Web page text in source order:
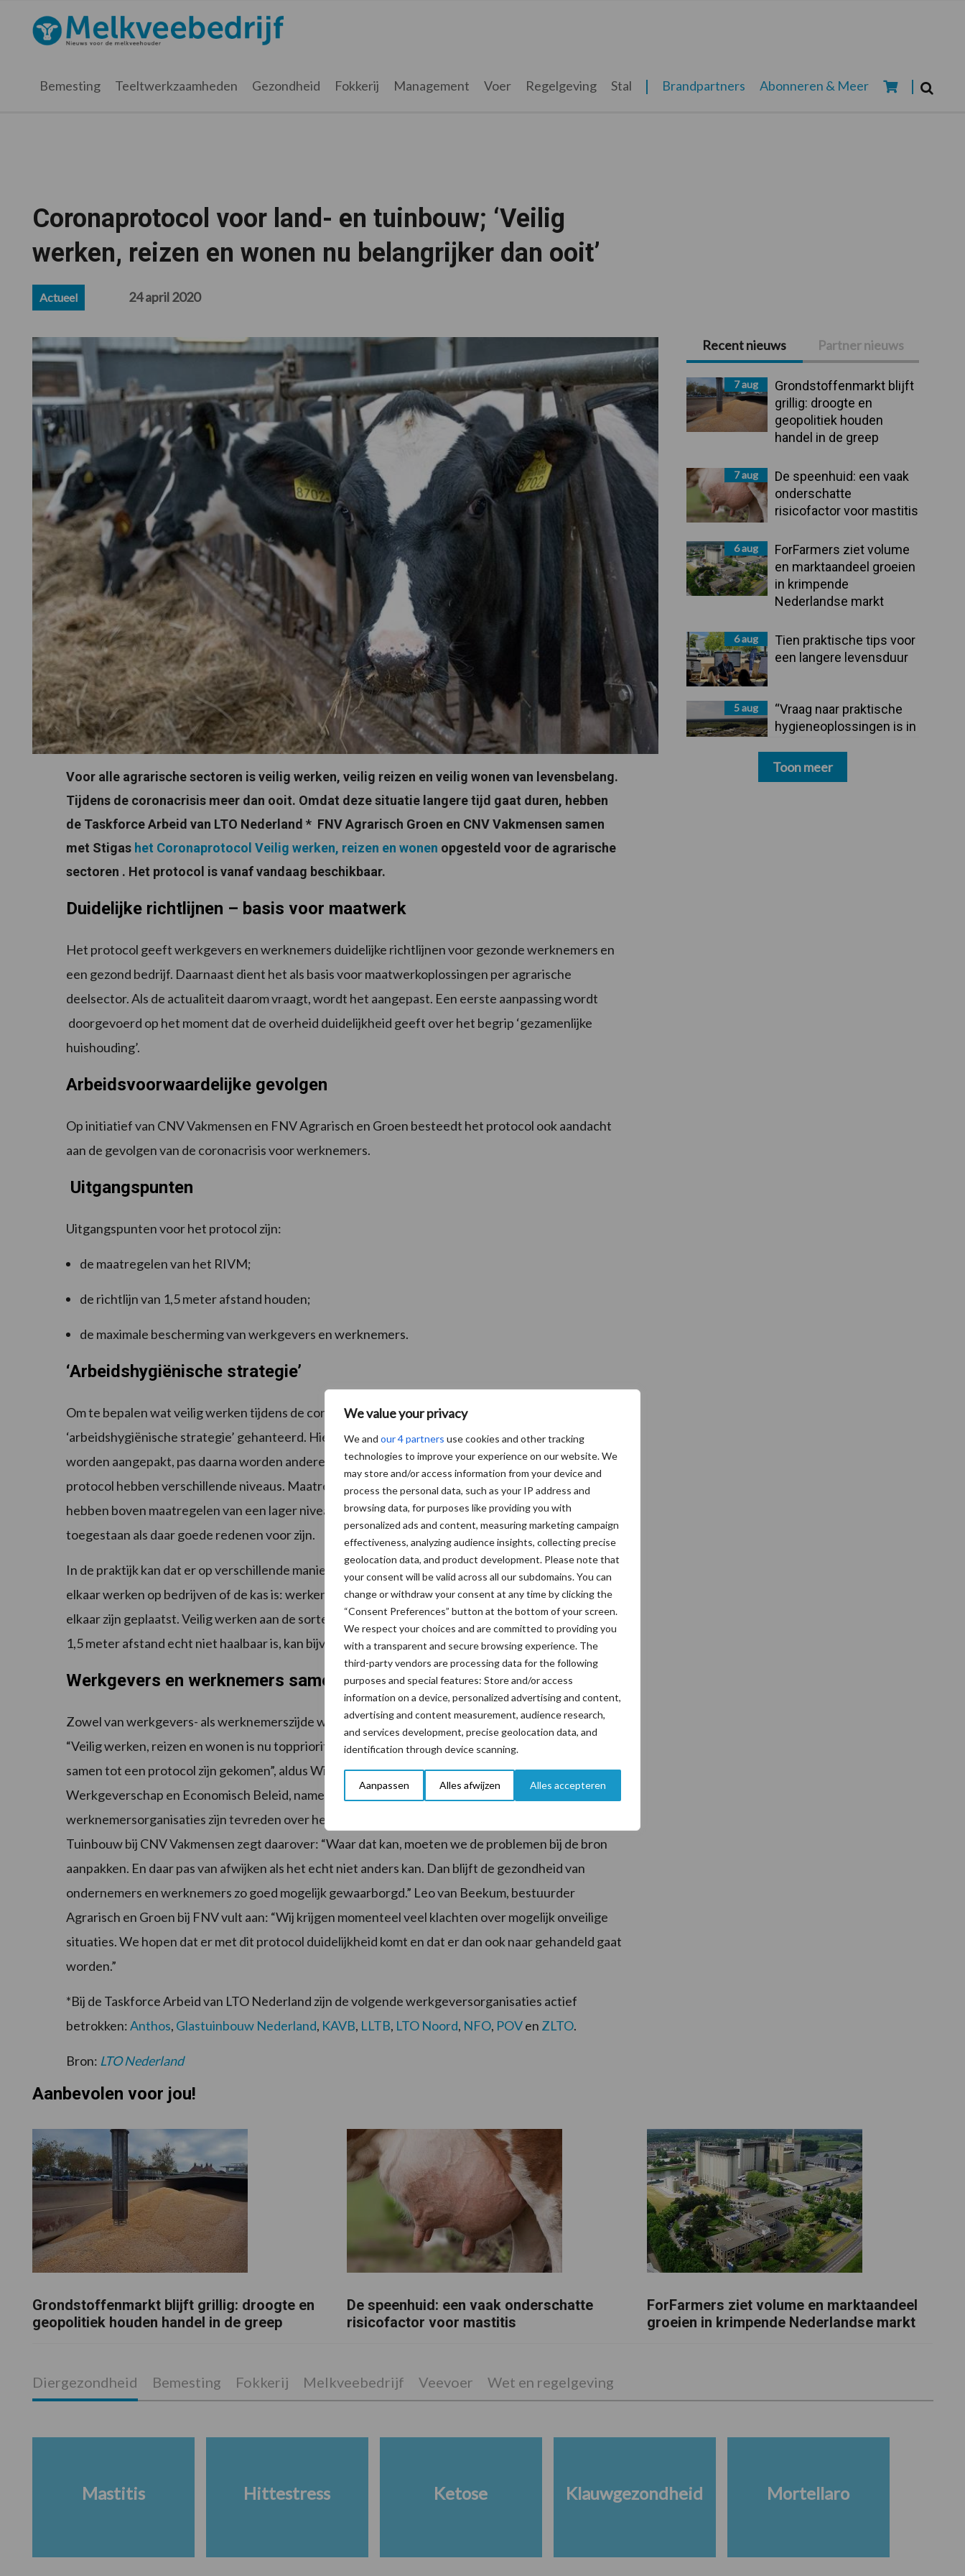
We value your privacy
We and our 4 partners use cookies and other tracking
technologies to improve your experience on our website. We
may store and/or access information from your device and
process the personal data, such as your IP address and
browsing data, for purposes like providing you with
personalized ads and content, measuring marketing campaign
effectiveness, analyzing audience insights, collecting precise
geolocation data, and product development. Please note that
your consent will be valid across all our subdomains. You can
change or withdraw your consent at any time by clicking the
“Consent Preferences” button at the bottom of your screen.
We respect your choices and are committed to providing you
with a transparent and secure browsing experience. The
third-party vendors are processing data for the following
purposes and special features: Store and/or access
information on a device, personalized advertising and content,
advertising and content measurement, audience research,
and services development, precise geolocation data, and
identification through device scanning.
Aanpassen Alles afwijzen Alles accepteren
hoofdnavigatie
hoofd
eerste
voettekst
Melkveebedrijf.nl
Bemesting Teeltwerkzaamheden Gezondheid Fokkerij Management Voer Regelgeving Stal Brandpartners Abonneren & Meer
Coronaprotocol voor land- en tuinbouw; ‘Veilig
werken, reizen en wonen nu belangrijker dan ooit’
Actueel 24 april 2020
Voor alle agrarische sectoren is veilig werken, veilig reizen en veilig wonen van levensbelang.
Tijdens de coronacrisis meer dan ooit. Omdat deze situatie langere tijd gaat duren, hebben
de Taskforce Arbeid van LTO Nederland * FNV Agrarisch Groen en CNV Vakmensen samen
met Stigas het Coronaprotocol Veilig werken, reizen en wonen opgesteld voor de agrarische
sectoren . Het protocol is vanaf vandaag beschikbaar.
Duidelijke richtlijnen – basis voor maatwerk
Het protocol geeft werkgevers en werknemers duidelijke richtlijnen voor gezonde werknemers en
een gezond bedrijf. Daarnaast dient het als basis voor maatwerkoplossingen per agrarische
deelsector. Als de actualiteit daarom vraagt, wordt het aangepast. Een eerste aanpassing wordt
doorgevoerd op het moment dat de overheid duidelijkheid geeft over het begrip ‘gezamenlijke
huishouding’.
Arbeidsvoorwaardelijke gevolgen
Op initiatief van CNV Vakmensen en FNV Agrarisch en Groen besteedt het protocol ook aandacht
aan de gevolgen van de coronacrisis voor werknemers.
Uitgangspunten
Uitgangspunten voor het protocol zijn:
de maatregelen van het RIVM;
de richtlijn van 1,5 meter afstand houden;
de maximale bescherming van werkgevers en werknemers.
‘Arbeidshygiënische strategie’
Om te bepalen wat veilig werken tijdens de coronacrisis inhoudt, wordt de zogeheten
‘arbeidshygiënische strategie’ gehanteerd. Hierbij wordt eerst bekeken of het risico bij de bron kan
worden aangepakt, pas daarna worden andere maatregelen genomen. . De maatregelen in dit
protocol hebben verschillende niveaus. Maatregelen van een hoger niveau moeten de voorkeur
hebben boven maatregelen van een lager niveau. Een maatregel van een lager niveau is alleen
toegestaan als daar goede redenen voor zijn.
In de praktijk kan dat er op verschillende manieren uitzien. Een voorbeeld van veilig 1,5 meter uit
elkaar werken op bedrijven of de kas is: werken aan tafels die als de vlakken van een dambord tegen
elkaar zijn geplaatst. Veilig werken aan de sorteerband, waar medewerkers dicht op elkaar staan en
1,5 meter afstand echt niet haalbaar is, kan bijvoorbeeld door het plaatsen van tussenschotten.
Werkgevers en werknemers samen
Zowel van werkgevers- als werknemerszijde wordt het belang van het protocol onderschreven.
“Veilig werken, reizen en wonen is nu topprioriteit. We zijn blij dat we als werkgevers en werknemers
samen tot een protocol zijn gekomen”, aldus Wim van den Boomen, portefeuillehouder Goed
Werkgeverschap en Economisch Beleid, namens de Taskforce Arbeid van LTO Nederland. Ook de
werknemersorganisaties zijn tevreden over het protocol. Jeroen Warnaar, bestuurder Land- en
Tuinbouw bij CNV Vakmensen zegt daarover: “Waar dat kan, moeten we de problemen bij de bron
aanpakken. En daar pas van afwijken als het echt niet anders kan. Dan blijft de gezondheid van
ondernemers en werknemers zo goed mogelijk gewaarborgd.” Leo van Beekum, bestuurder
Agrarisch en Groen bij FNV vult aan: “Wij krijgen momenteel veel klachten over mogelijk onveilige
situaties. We hopen dat er met dit protocol duidelijkheid komt en dat er dan ook naar gehandeld gaat
worden.”
*Bij de Taskforce Arbeid van LTO Nederland zijn de volgende werkgeversorganisaties actief
betrokken:Anthos, Glastuinbouw Nederland, KAVB, LLTB, LTO Noord, NFO, POVen ZLTO.
Bron: LTO Nederland
Primaire
Sidebar
Recent nieuws Partner nieuws
7 aug
Grondstoffenmarkt blijft
grillig: droogte en
geopolitiek houden
handel in de greep
7 aug
De speenhuid: een vaak
onderschatte
risicofactor voor mastitis
6 aug
ForFarmers ziet volume
en marktaandeel groeien
in krimpende
Nederlandse markt
6 aug
Tien praktische tips voor
een langere levensduur
5 aug
“Vraag naar praktische
hygieneoplossingen is in
Toon meer
Aanbevolen voor jou!
Grondstoffenmarkt blijft grillig: droogte en
geopolitiek houden handel in de greep
De speenhuid: een vaak onderschatte
risicofactor voor mastitis
ForFarmers ziet volume en marktaandeel
groeien in krimpende Nederlandse markt
Diergezondheid Bemesting Fokkerij Melkveebedrijf Veevoer Wet en regelgeving
Mastitis Hittestress Ketose Klauwgezondheid Mortellaro